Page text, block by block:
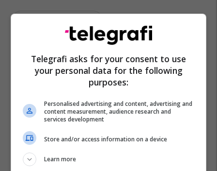
Telegrafi asks for your consent to use
your personal data for the following
purposes:
Personalised advertising and content, advertising and
content measurement, audience research and
services development
Store and/or access information on a device
Learn more